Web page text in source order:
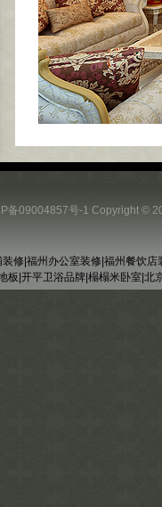
备09004857号-1 Copyright ©
修 福州办公室装修 福州餐饮店
板 开平卫浴品牌| 榻榻米卧室| 北